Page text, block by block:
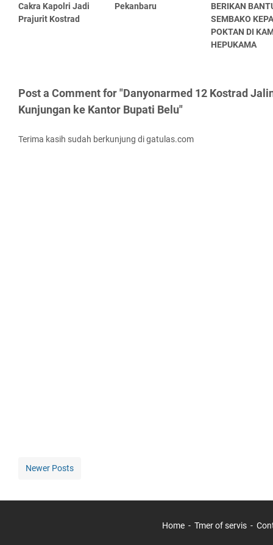
Cakra Kapolri Jadi
Prajurit Kostrad
Pekanbaru
BERIKAN
SEMBAKO
POKTAN DI
HEPUKAMA
Post a Comment for "Danyonarmed 12 Kostrad
Kunjungan ke Kantor Bupati Belu"
Terima kasih sudah berkunjung di gatulas.com
Newer Posts
Home Tmer of servis